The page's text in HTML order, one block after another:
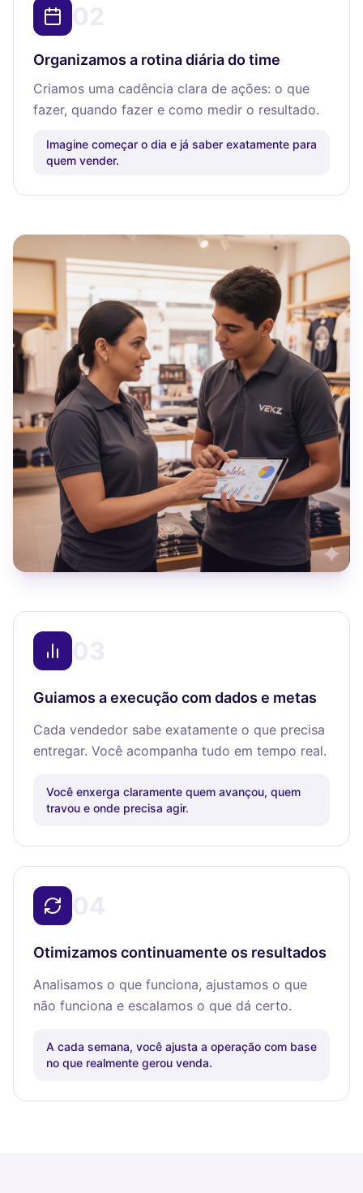
Organizamos a rotina diária do time
Criamos uma cadência clara de ações: o que
fazer, quando fazer e como medir o resultado.
Imagine começar o dia e já saber exatamente para
quem vender.
Guiamos a execução com dados e metas
Cada vendedor sabe exatamente o que precisa
entregar. Você acompanha tudo em tempo real.
Você enxerga claramente quem avançou, quem
travou e onde precisa agir.
Otimizamos continuamente os resultados
Analisamos o que funciona, ajustamos o que
não funciona e escalamos o que dá certo.
A cada semana, você ajusta a operação com base
no que realmente gerou venda.